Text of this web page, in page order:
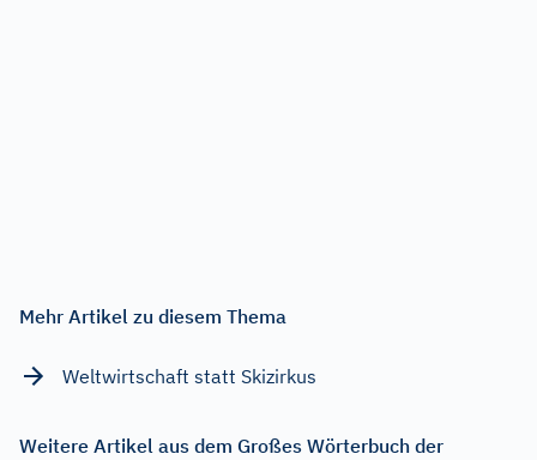
Mehr Artikel zu diesem Thema
Weltwirtschaft statt Skizirkus
Weitere Artikel aus dem Großes Wörterbuch der